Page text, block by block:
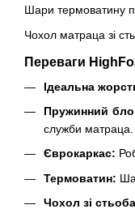
Шари термоватину
Чохол матраца зі
Переваги
Ідеальна
Пружинний
служби матраца.
Єврокаркас:
Термоватин:
Чохол зі